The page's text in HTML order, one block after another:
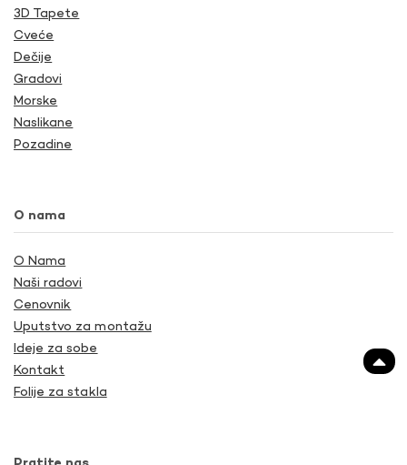
3D Tapete
Cveće
Dečije
Gradovi
Morske
Naslikane
Pozadine
O nama
O Nama
Naši radovi
Cenovnik
Uputstvo za montažu
Ideje za sobe
Kontakt
Folije za stakla